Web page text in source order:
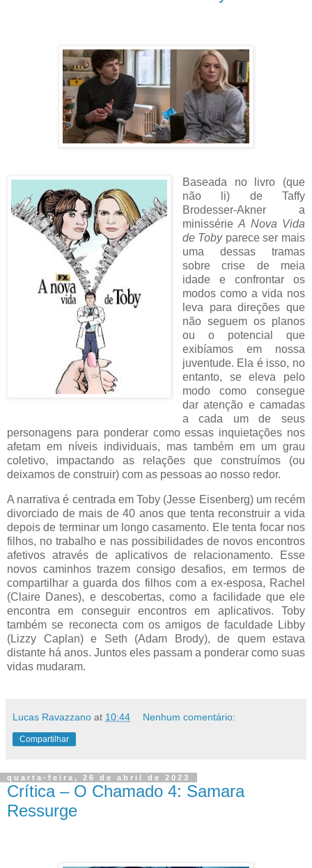
Baseada no livro (que
não li) de Taffy
Brodesser-Akner a
minissérieA Nova Vida
de Tobyparece ser mais
uma dessas tramas
sobre crise de meia
idade e confrontar os
modos como a vida nos
leva para direções que
não seguem os planos
ou o potencial que
exibíamos em nossa
juventude. Ela é isso, no
entanto, se eleva pelo
modo como consegue
dar atenção e camadas
a cada um de seus
personagens para ponderar como essas inquietações nos
afetam em níveis individuais, mas também em um grau
coletivo, impactando as relações que construímos (ou
deixamos de construir) com as pessoas ao nosso redor.
A narrativa é centrada em Toby (Jesse Eisenberg) um recém
divorciado de mais de 40 anos que tenta reconstruir a vida
depois de terminar um longo casamento. Ele tenta focar nos
filhos, no trabalho e nas possibilidades de novos encontros
afetivos através de aplicativos de relacionamento. Esse
novos caminhos trazem consigo desafios, em termos de
compartilhar a guarda dos filhos com a ex-esposa, Rachel
(Claire Danes), e descobertas, como a facilidade que ele
encontra em conseguir encontros em aplicativos. Toby
também se reconecta com os amigos de faculdade Libby
(Lizzy Caplan) e Seth (Adam Brody), de quem estava
distante há anos. Juntos eles passam a ponderar como suas
vidas mudaram.
Lucas Ravazzano at 10:44 Nenhum comentário:
Compartilhar
quarta-feira, 26 de abril de 2023
Crítica – O Chamado 4: Samara
Ressurge